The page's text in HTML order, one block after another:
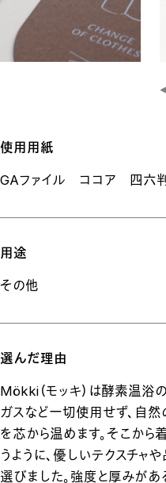
使用用紙
GAファイル ココア 四六
用途
その他
選んだ理由
Mökki（モッキ）は酵素温浴
ガスなど一切使用せず、自
を芯から温めます。そこから
うように、優しいテクスチャ
選びました。強度と厚みが